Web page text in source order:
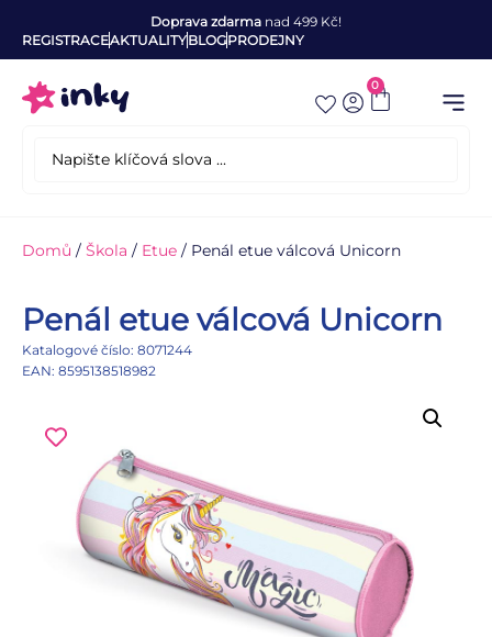
Doprava zdarma nad 499 Kč!
REGISTRACEAKTUALITYBLOGPRODEJNY
0
Domů / Škola / Etue / Penál etue válcová Unicorn
Penál etue válcová Unicorn
Katalogové číslo: 8071244
EAN: 8595138518982